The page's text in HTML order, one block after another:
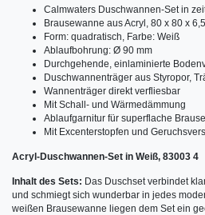
Calmwaters Duschwannen-Set in
Brausewanne aus Acryl, 80 x 80 x
Form: quadratisch, Farbe: Weiß
Ablaufbohrung: Ø 90 mm
Durchgehende, einlaminierte
Duschwannenträger aus Styropor,
Wannenträger direkt verfliesbar
Mit Schall- und Wärmedämmung
Ablaufgarnitur für superflache
Mit Excenterstopfen und
Acryl-Duschwannen-Set in Weiß, 83003 4
Inhalt des Sets: Das Duschset verbindet
und schmiegt sich wunderbar in jedes
weißen Brausewanne liegen dem Set ein